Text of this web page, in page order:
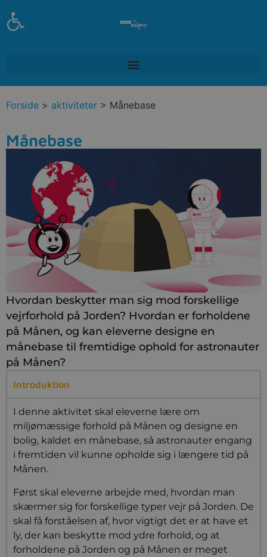
Open toolbar
Forside > aktiviteter > Månebase
Månebase
Hvordan beskytter man sig mod forskellige
vejrforhold på Jorden? Hvordan er forholdene
på Månen, og kan eleverne designe en
månebase til fremtidige ophold for astronauter
på Månen?
Introduktion
I denne aktivitet skal eleverne lære om
miljømæssige forhold på Månen og designe en
bolig, kaldet en månebase, så astronauter engang
i fremtiden vil kunne opholde sig i længere tid på
Månen.
Først skal eleverne arbejde med, hvordan man
skærmer sig for forskellige typer vejr på Jorden. De
skal få forståelsen af, hvor vigtigt det er at have et
ly, der kan beskytte mod ydre forhold, og at
forholdene på Jorden og på Månen er meget